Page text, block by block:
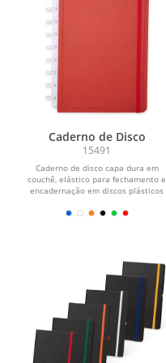
Caderno de Disco
15491
Caderno de disco capa dura em
couchê, elástico para fechamento e
encadernação em discos plásticos